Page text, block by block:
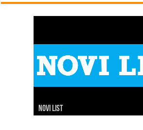
Novi list
Slobodna Dalmacija
Net.hr
Dalmacija danas
7 dnevno
24 sata
Index
Hina